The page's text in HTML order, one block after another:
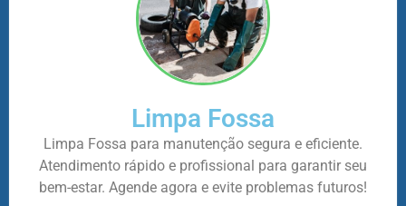
Limpa Fossa
Limpa Fossa para manutenção segura e eficiente.
Atendimento rápido e profissional para garantir seu
bem-estar. Agende agora e evite problemas futuros!